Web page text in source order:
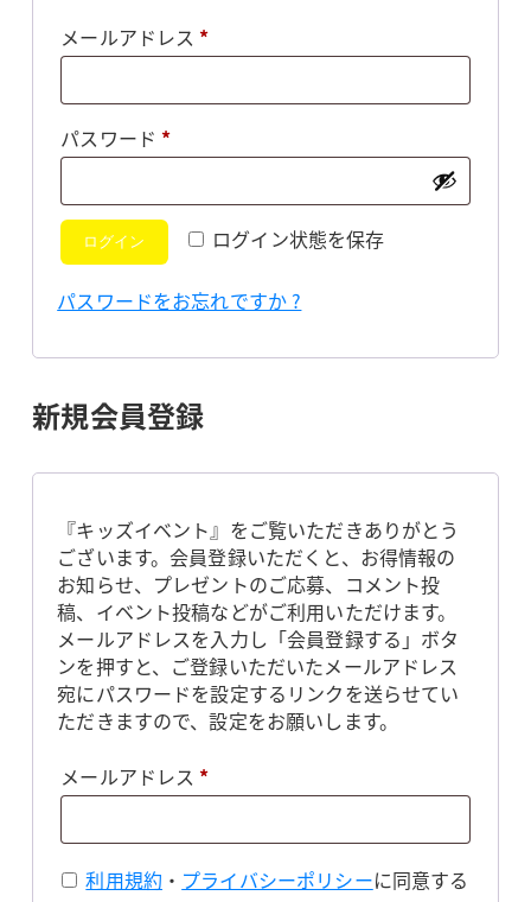
メールアドレス *必
パスワード *必
ログイン状態を保存
ログイン
パスワードをお忘れですか ?
新規会員登録
『キッズイベント』をご覧いただきありがとう
ございます。会員登録いただくと、お得情報の
お知らせ、プレゼントのご応募、コメント投
稿、イベント投稿などがご利用いただけます。
メールアドレスを入力し「会員登録する」ボタ
ンを押すと、ご登録いただいたメールアドレス
宛にパスワードを設定するリンクを送らせてい
ただきますので、設定をお願いします。
メールアドレス *必
利用規約 ・ プライバシーポリシーに同意する